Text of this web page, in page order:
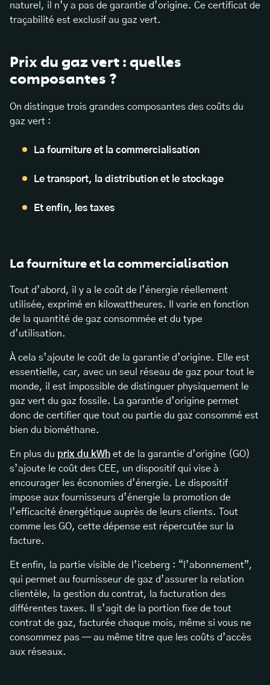
naturel, il n’y a pas de garantie d’origine. Ce certificat de
traçabilité est exclusif au gaz vert.
Prix du gaz vert : quelles
composantes ?
On distingue trois grandes composantes des coûts du
gaz vert :
La fourniture et la commercialisation
Le transport, la distribution et le stockage
Et enfin, les taxes
La fourniture et la commercialisation
Tout d’abord, il y a le coût de l’énergie réellement
utilisée, exprimé en kilowattheures. Il varie en fonction
de la quantité de gaz consommée et du type
d’utilisation.
À cela s’ajoute le coût de la garantie d’origine. Elle est
essentielle, car, avec un seul réseau de gaz pour tout le
monde, il est impossible de distinguer physiquement le
gaz vert du gaz fossile. La garantie d’origine permet
donc de certifier que tout ou partie du gaz consommé est
bien du biométhane.
En plus du prix du kWh et de la garantie d’origine (GO)
s’ajoute le coût des CEE, un dispositif qui vise à
encourager les économies d’énergie. Le dispositif
impose aux fournisseurs d’énergie la promotion de
l’efficacité énergétique auprès de leurs clients. Tout
comme les GO, cette dépense est répercutée sur la
facture.
Et enfin, la partie visible de l’iceberg : “l’abonnement”,
qui permet au fournisseur de gaz d’assurer la relation
clientèle, la gestion du contrat, la facturation des
différentes taxes. Il s’agit de la portion fixe de tout
contrat de gaz, facturée chaque mois, même si vous ne
consommez pas — au même titre que les coûts d’accès
aux réseaux.